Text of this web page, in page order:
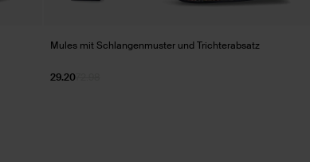
Mules mit Schlangenmuster und Trichterabsatz
72.98
29.20